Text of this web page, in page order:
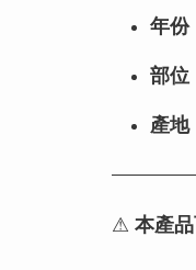
年份
部位
產地
⚠ 本產